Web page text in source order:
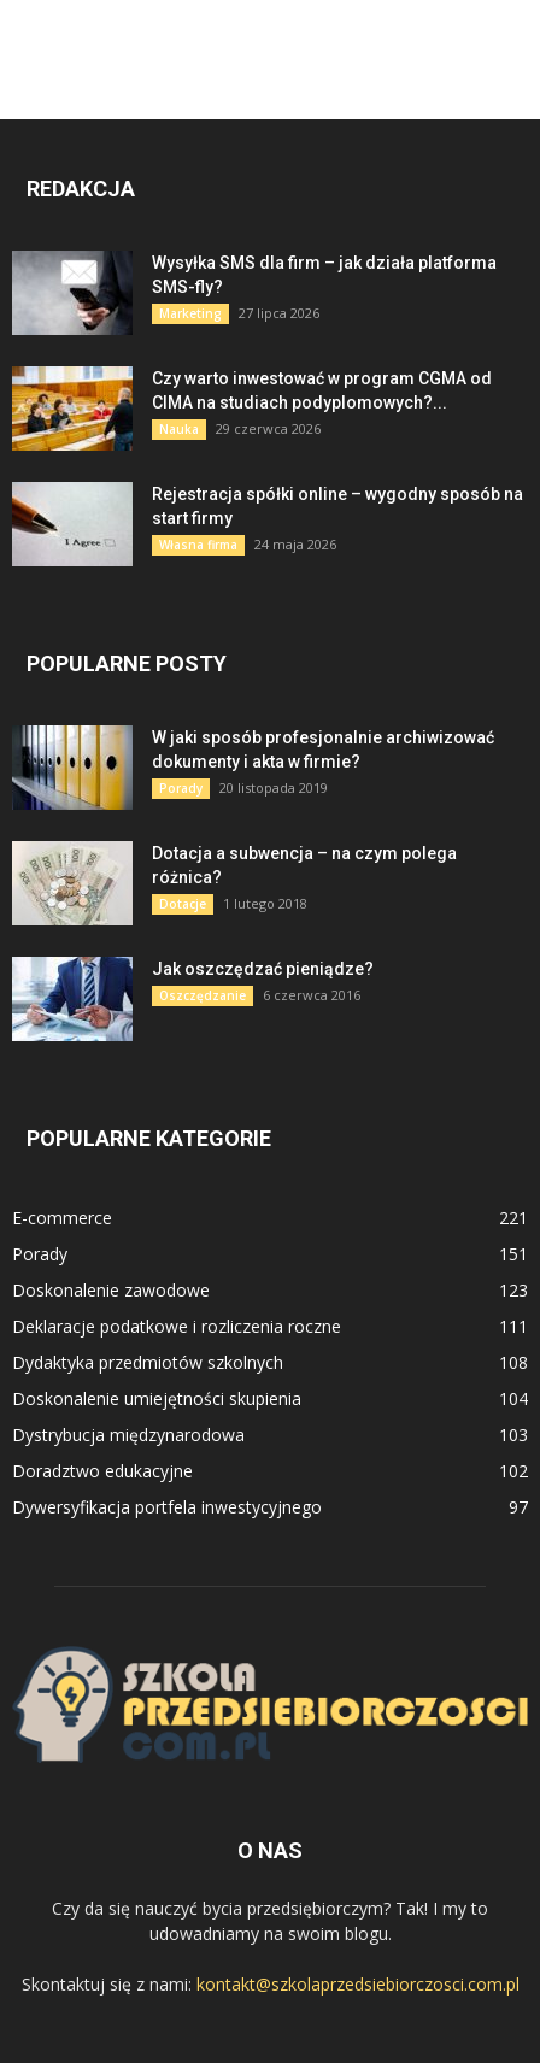
REDAKCJA
Wysyłka SMS dla firm – jak działa platforma
SMS-fly?
Marketing 27 lipca 2026
Czy warto inwestować w program CGMA od
CIMA na studiach podyplomowych?...
Nauka 29 czerwca 2026
Rejestracja spółki online – wygodny sposób na
start firmy
Własna firma 24 maja 2026
POPULARNE POSTY
W jaki sposób profesjonalnie archiwizować
dokumenty i akta w firmie?
Porady 20 listopada 2019
Dotacja a subwencja – na czym polega
różnica?
Dotacje 1 lutego 2018
Jak oszczędzać pieniądze?
Oszczędzanie 6 czerwca 2016
POPULARNE KATEGORIE
E-commerce
221
Porady
151
Doskonalenie zawodowe
123
Deklaracje podatkowe i rozliczenia roczne
111
Dydaktyka przedmiotów szkolnych
108
Doskonalenie umiejętności skupienia
104
Dystrybucja międzynarodowa
103
Doradztwo edukacyjne
102
Dywersyfikacja portfela inwestycyjnego
97
O NAS
Czy da się nauczyć bycia przedsiębiorczym? Tak! I my to
udowadniamy na swoim blogu.
Skontaktuj się z nami: kontakt@szkolaprzedsiebiorczosci.com.pl